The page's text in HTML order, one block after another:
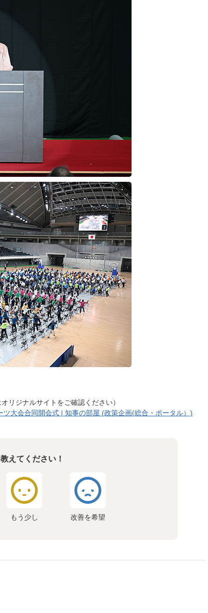
リジナルサイトをご確認ください）
大会合同開会式 | 知事の部屋 (政策企画(総合・ポータル）)
えてください！
もう少し 改善を希望